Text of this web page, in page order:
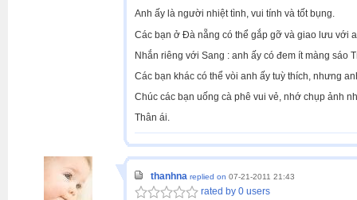
Anh ấy là người nhiệt tình, vui tính và tốt bụng.
Các bạn ở Đà nẵng có thể gắp gỡ và giao lưu với
Nhắn riêng với Sang : anh ấy có đem ít màng sáo
Các bạn khác có thể vòi anh ấy tuỳ thích, nhưng
Chúc các bạn uống cà phê vui vẻ, nhớ chụp ảnh
Thân ái.
thanhna replied on 07-21-2011 21:43
rated by 0 users